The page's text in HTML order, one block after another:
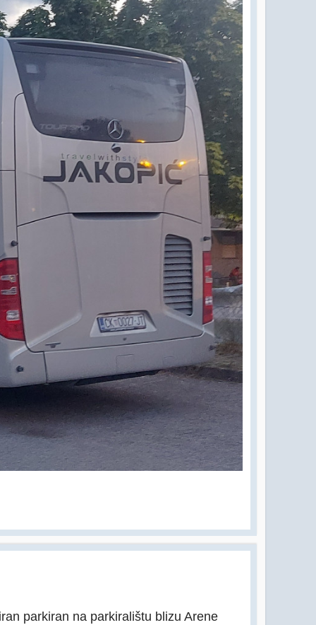
parkiran na parkiralištu blizu Arene